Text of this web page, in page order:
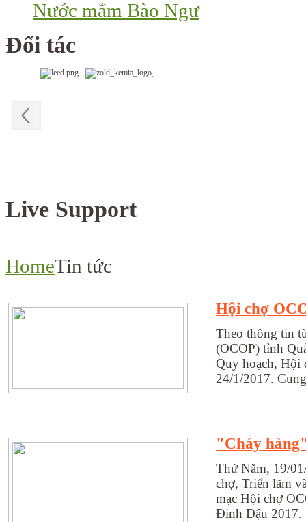
Nước mắm Bào Ngư
Đối tác
Live Support
HomeTin tức
Hội chợ
Theo thông tin
(OCOP) tỉnh
Quy hoạch, Hội
24/1/2017.
"Cháy
Thứ Năm, 19/
chợ, Triển lãm
mạc Hội chợ
Đinh Dậu